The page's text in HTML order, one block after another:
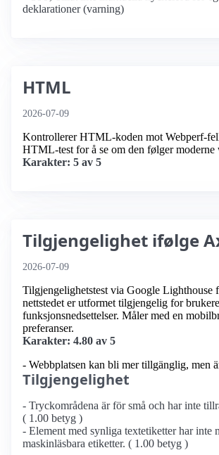
deklarationer (varning)
HTML
2026-07-09
Kontrollerer HTML-koden mot Webperf-
HTML-test for å se om den følger moderne
Karakter: 5 av 5
Tilgjengelighet ifølge
2026-07-09
Tilgjengelighetstest via Google Lighthouse
nettstedet er utformet tilgjengelig for
funksjonsnedsettelser. Måler med en
preferanser.
Karakter: 4.80 av 5
- Webbplatsen kan bli mer tillgänglig, men
Tilgjengelighet
- Tryckområdena är för små och har inte
( 1.00 betyg )
- Element med synliga textetiketter har inte
maskinläsbara etiketter. ( 1.00 betyg )